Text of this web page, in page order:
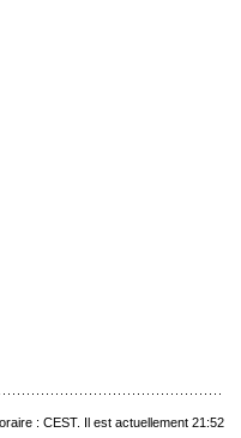
: CEST. Il est actuellement 21:52